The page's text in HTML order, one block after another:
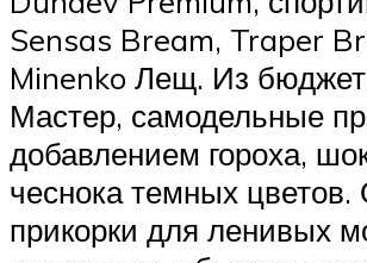
Sensas Bream, Traper
Minenko Лещ. Из
Мастер, самодельные
добавлением гороха,
чеснока темных цветов.
прикорки для ленивых